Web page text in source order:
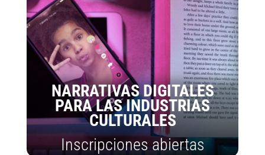
NARRATIVAS DIGITALES
PARA LAS INDUSTRIAS
CULTURALES
Inscripciones abiertas